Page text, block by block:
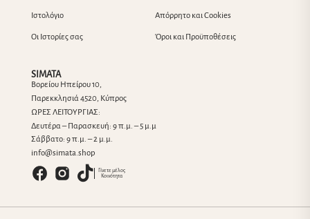
SIMATA
Βορείου Ηπείρου 10,
Παρεκκλησιά 4520, Κύπρος
ΩΡΕΣ ΛΕΙΤΟΥΡΓΙΑΣ:
Δευτέρα – Παρασκευή: 9 π.μ. – 5 μ.μ
Σάββατο: 9 π.μ. – 2 μ.μ.
info@simata.shop
Γίνετε μέλος
Κοινότητα
Ιστολόγιο
Οι Ιστορίες σας
Απόρρητο και Cookies
Όροι και Προϋποθέσεις